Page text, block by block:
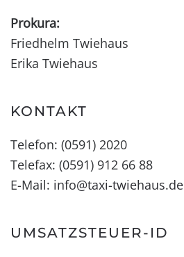
Prokura:
Friedhelm Twiehaus
Erika Twiehaus
KONTAKT
Telefon: (0591) 2020
Telefax: (0591) 912 66 88
E-Mail: info@taxi-twiehaus.de
UMSATZSTEUER-ID